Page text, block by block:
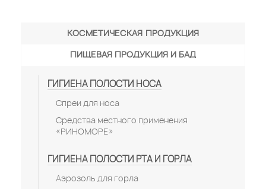
КОСМЕТИЧЕСКАЯ ПРОДУКЦИЯ
ПИЩЕВАЯ ПРОДУКЦИЯ И БАД
ГИГИЕНА ПОЛОСТИ НОСА
Спреи для носа
Средства местного применения
«РИНОМОРЕ»
ГИГИЕНА ПОЛОСТИ РТА И ГОРЛА
Аэрозоль для горла